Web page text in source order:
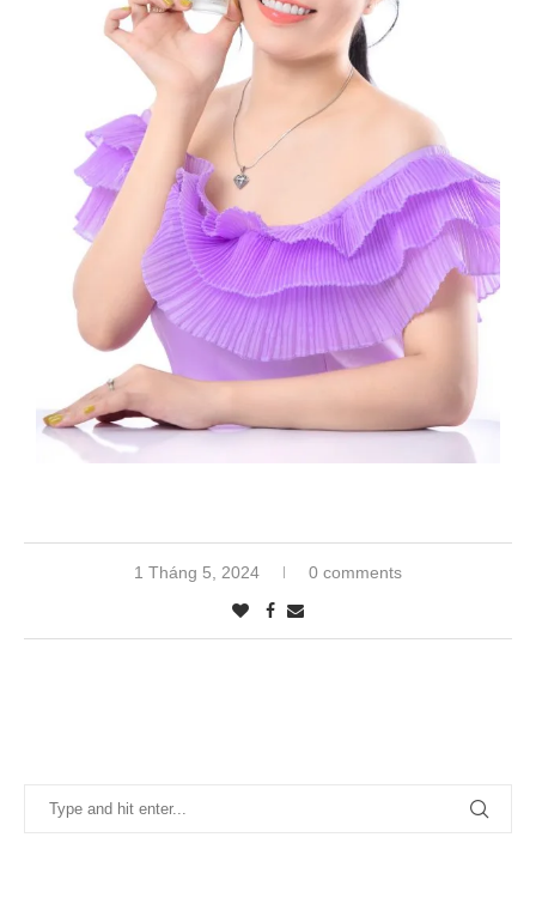
1 Tháng 5, 2024 0 comments